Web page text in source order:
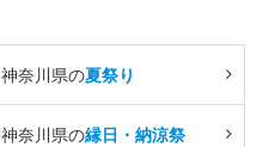
神奈川県の夏祭り
神奈川県の縁日・納涼祭